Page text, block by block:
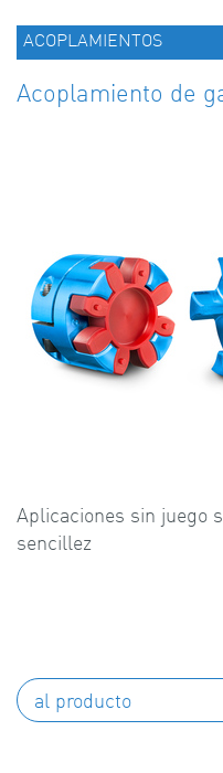
ACOPLAMIENTOS
Acoplamiento de
Aplicaciones sin juego
sencillez
al producto